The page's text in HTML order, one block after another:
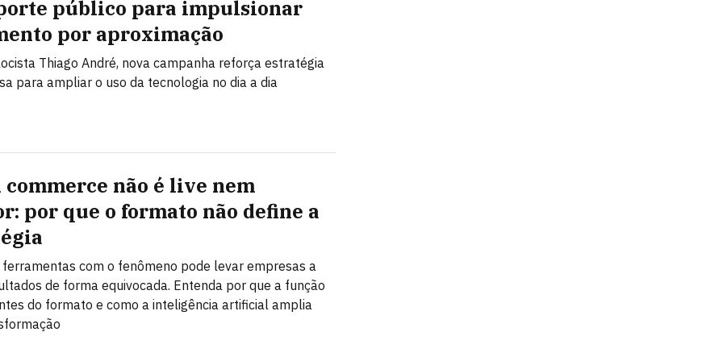
público para impulsionar
por aproximação
Thiago André, nova campanha reforça estratégia
para ampliar o uso da tecnologia no dia a dia
commerce não é live nem
por que o formato não define a
ferramentas com o fenômeno pode levar empresas a
de forma equivocada. Entenda por que a função
do formato e como a inteligência artificial amplia